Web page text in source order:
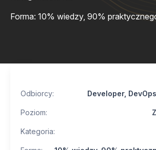
Forma: 10% wiedzy, 90%
Odbiorcy: Developer,
Poziom:
Kategoria: